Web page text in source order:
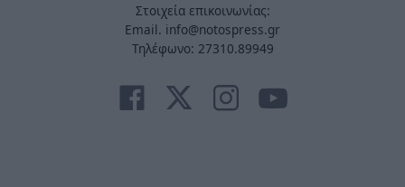
Στοιχεία επικοινωνίας:
Email. info@notospress.gr
Τηλέφωνο: 27310.89949